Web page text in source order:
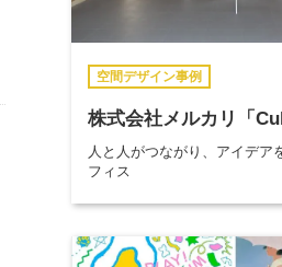
空間デザイン事例
株式会社メルカリ「
人と人がつながり、アイデア
フィス